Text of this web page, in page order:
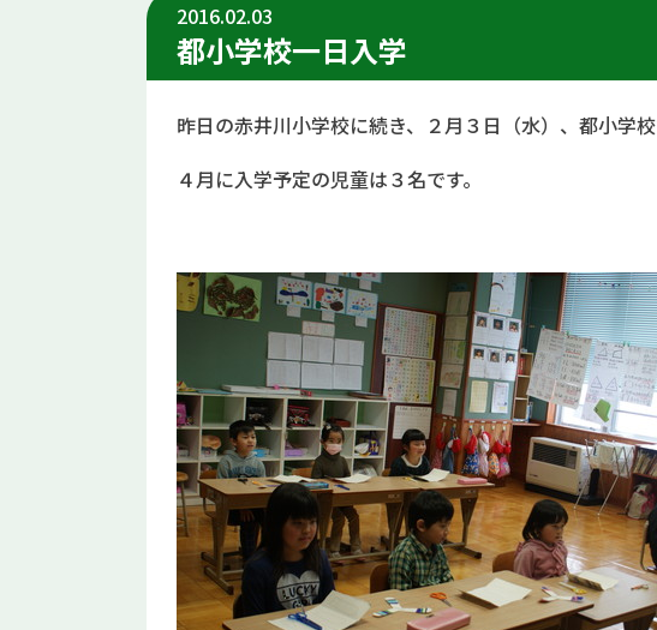
2016.02.03
都小学校一日入学
昨日の赤井川小学校に続き、２月３日（水）、都小学
４月に入学予定の児童は３名です。